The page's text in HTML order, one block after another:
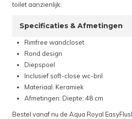
toilet aanzienlijk.
Specificaties & Afmetingen
Rimfree wandcloset
Rond design
Diepspoel
Inclusief soft-close wc-bril
Materiaal: Keramiek
Afmetingen: Diepte: 48 cm
Bestel vanaf nu de Aqua Royal